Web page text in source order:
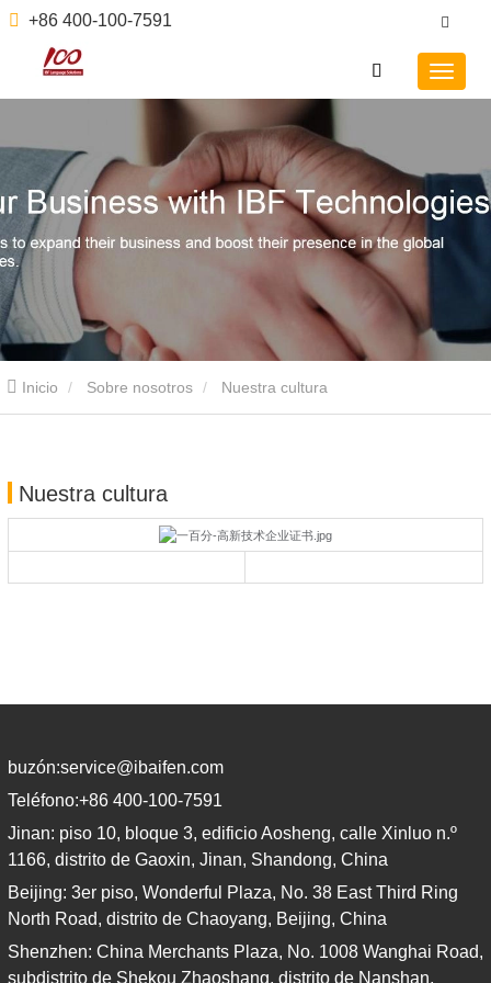
+86 400-100-7591
Inicio Sobre nosotros Nuestra cultura
Nuestra cultura
buzón:service@ibaifen.com
Teléfono:+86 400-100-7591
Jinan: piso 10, bloque 3, edificio Aosheng, calle Xinluo n.º
1166, distrito de Gaoxin, Jinan, Shandong, China
Beijing: 3er piso, Wonderful Plaza, No. 38 East Third Ring
North Road, distrito de Chaoyang, Beijing, China
Shenzhen: China Merchants Plaza, No. 1008 Wanghai Road,
subdistrito de Shekou Zhaoshang, distrito de Nanshan,